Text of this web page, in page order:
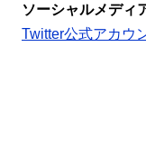
ソーシャルメディ
Twitter公式アカウ